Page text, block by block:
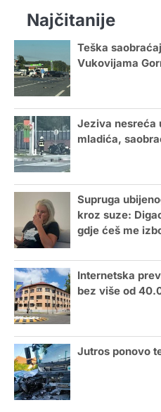
Najčitanije
Teška
Vukovijama
Jeziva nesreća
mladića,
Supruga
kroz suze:
gdje ćeš me
Internetska
bez više od
Jutros ponovo